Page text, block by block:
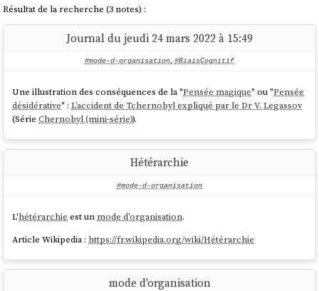
Résultat de la recherche (3 notes) :
Journal du jeudi 24 mars 2022 à 15:49
#mode-d-organisation, #BiaisCognitif
Une illustration des conséquences de la "Pensée magique" ou "Pensée
désidérative" :L’accident de Tchernobyl expliqué par le Dr V. Legassov
(SérieChernobyl (mini-série)).
Hétérarchie
#mode-d-organisation
L'hétérarchie est un mode d'organisation.
Article Wikipedia : https://fr.wikipedia.org/wiki/Hétérarchie
mode d'organisation